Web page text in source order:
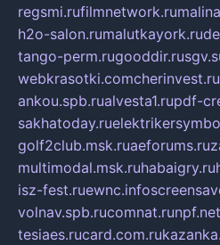
regsmi.rufilmnetwork.ru
h2o-salon.rumalutkayork.ru
tango-perm.rugooddir.ru
webkrasotki.comcherinvest.ru
ankou.spb.rualvesta1.rupdf-
sakhatoday.ru
golf2club.msk.ruaeforums.ru
multimodal.msk.ruhabaigry.ru
isz-fest.ruewnc.info
volnav.spb.rucomnat.ru
tesiaes.rucard.com.ru